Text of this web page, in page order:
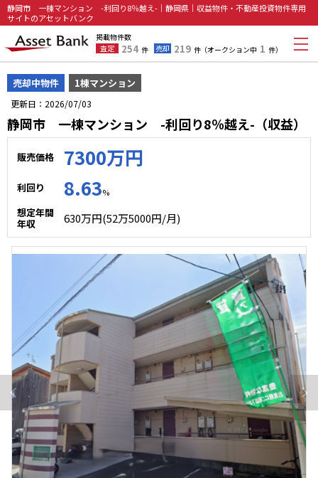
静岡市 一棟マンション -利回り8％越え-｜静岡県｜収益物件・不動産投資物件専用
サイトのアセットバンク
掲載物件数
査定
254 件 売却 219 件（オークション中 1 件）
売却中物件 1棟マンション
更新日：2026/07/03
静岡市 一棟マンション -利回り8％越え-（収益）
販売価格 7300万円
利回り 8.63%
想定年間
年収
630万円(52万5000円/月)